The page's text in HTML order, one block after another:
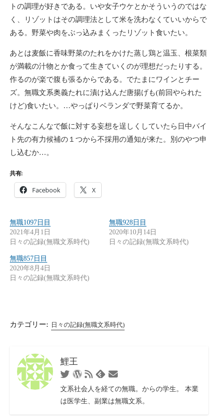
トの調理が好きである。いや女子ウケとかそういうのではな
く、リゾットはその調理法として米を洗わなくていいからで
ある。野菜や肉をぶっ込みまくったリゾット食いたい。
あとは麦飯に香味野菜のたれをかけた蒸し鶏と温玉、根菜類
が満載の汁物とか食って生きていくのが理想だったりする。
作るのが楽で腹も張るからである。でたまにワインとチー
ズ。無職文系奥義たれに漬け込んだ唐揚げも(前回やられた
けど)食いたい。…やっぱりベランダで野菜育てるか。
そんなこんなで飯に対する妄想を逞しくしていたら日中バイ
ト先の有力候補の１つから不採用の通知が来た。別のやつ申
し込むか…。
共有:
Facebook X
無職1097日目
2021年4月1日
日々の記録(無職文系時代)
無職928日目
2020年10月14日
日々の記録(無職文系時代)
無職857日目
2020年8月4日
日々の記録(無職文系時代)
カテゴリー: 日々の記録(無職文系時代)
鯉王
TwitterWordPress
RSS
フ
ー
Feedlyお
合
文系社会人を経ての無職。からの学生。 本業
は医学生、副業は無職文系。